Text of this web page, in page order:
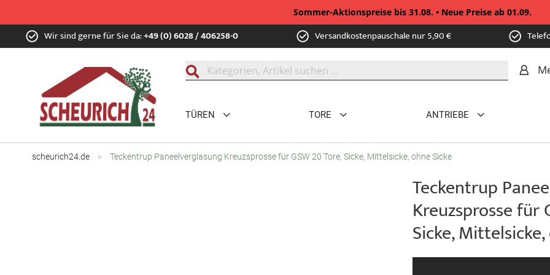
Sommer-Aktionspreise bis 31.08. • Neue Preise ab 01.09.
Zum
Inhalt Wir sind gerne für Sie da:+49 (0) 6028 / 406258-0 Versandkostenpauschale nur 5,90 €
TÜREN TORE ANTRIEBE
scheurich24.de Teckentrup Paneelverglasung Kreuzsprosse für GSW 20 Tore, Sicke, Mittelsicke, ohne Sicke
Teckentrup
Kreuzsprosse für
Sicke,